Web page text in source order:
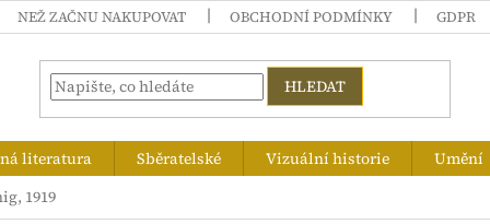
NEŽ ZAČNU NAKUPOVAT OBCHODNÍ PODMÍNKY GDPR
HLEDAT
literatura Sběratelské Vizuální historie Umění
1919